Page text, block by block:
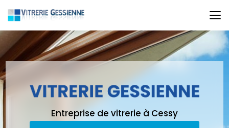
au
contenu
principal
Entreprise de vitrerie à Cessy